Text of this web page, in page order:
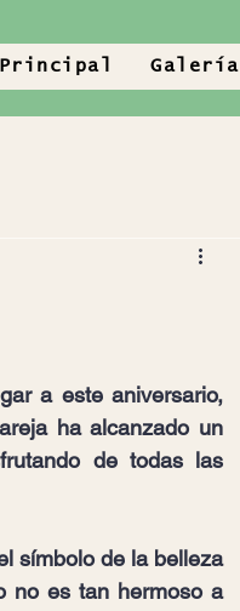
Principal Galería
a este aniversario,
ha alcanzado un
de todas las
símbolo de la belleza
no es tan hermoso a